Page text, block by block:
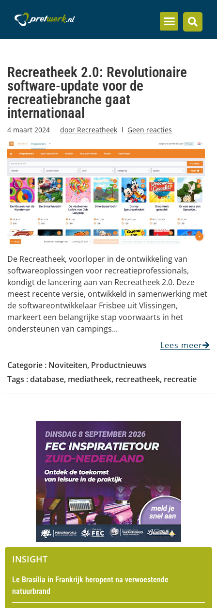
Recreatheek 2.0: Revolutionaire
software-update voor de
recreatiebranche gaat
internationaal
4 maart 2024 door Recreatheek Geen reacties
De Recreatheek, voorloper in de ontwikkeling van
softwareoplossingen voor recreatieprofessionals,
kondigt de lancering aan van Recreatheek 2.0. Deze
meest recente versie, ontwikkeld in samenwerking met
de softwareontwikkelaar Frisbee uit Vlissingen,
markeert een belangrijke stap voorwaarts in het
ondersteunen van campings...
Lees meer
Categorie : Noviteiten, Productnieuws
Tags :database, mediatheek, recreatheek, recreatie
INSIGHT
Le Brasilia in Frankrijk heropent na verwoestende
natuurbrand